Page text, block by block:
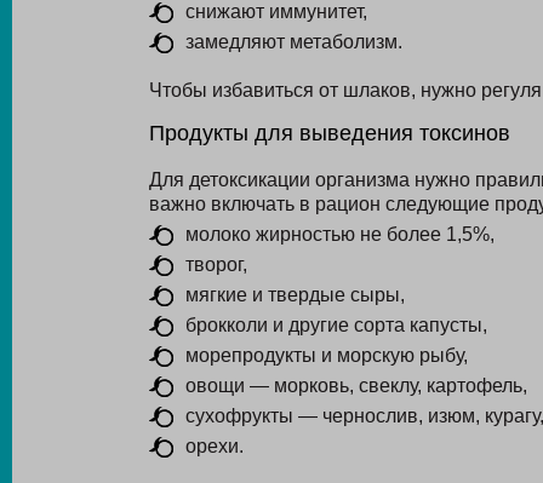
снижают иммунитет,
замедляют метаболизм.
Чтобы избавиться от шлаков, нужно
Продукты для выведения токсинов
Для детоксикации организма нужно
важно включать в рацион следующие
молоко жирностью не более 1,5%,
творог,
мягкие и твердые сыры,
брокколи и другие сорта капусты,
морепродукты и морскую рыбу,
овощи — морковь, свеклу, картофель,
сухофрукты — чернослив, изюм, курагу,
орехи.